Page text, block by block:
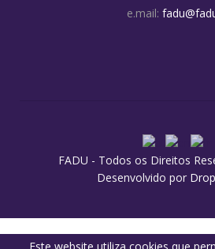
e.mail:
FADU - Todos os Direitos
Desenvolvido por